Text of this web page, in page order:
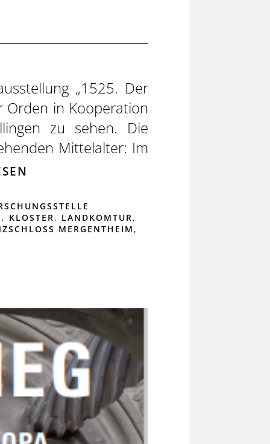
„1525. Der
Orden in Kooperation
zu sehen. Die
Mittelalter: Im
, KLOSTER , LANDKOMTUR ,
MERGENTHEIM ,